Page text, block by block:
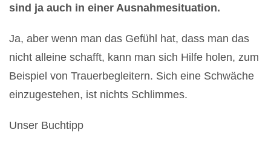
sind ja auch in einer Ausnahmesituation.
Ja, aber wenn man das Gefühl hat, dass man das
nicht alleine schafft, kann man sich Hilfe holen, zum
Beispiel von Trauerbegleitern. Sich eine Schwäche
einzugestehen, ist nichts Schlimmes.
Unser Buchtipp